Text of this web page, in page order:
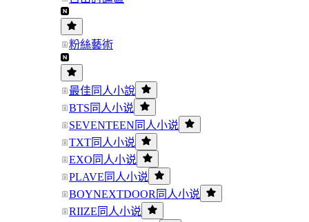
粉絲藝術
最佳同人小說
BTS同人小说
SEVENTEEN同人小说
TXT同人小说
EXO同人小说
PLAVE同人小说
BOYNEXTDOOR同人小说
RIIZE同人小说